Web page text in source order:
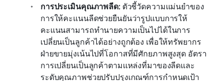
การประเมินคุณภาพลีด: ตัวชี้วัดความแม่นยำของ
การให้คะแนนลีดช่วยยืนยันว่ารูปแบบการให้
คะแนนสามารถทำนายความเป็นไปได้ในการ
เปลี่ยนเป็นลูกค้าได้อย่างถูกต้อง เพื่อให้ทรัพยากร
ฝ่ายขายมุ่งเน้นไปที่โอกาสที่มีศักยภาพสูงสุด อัตรา
การเปลี่ยนเป็นลูกค้าตามแหล่งที่มาของลีดและ
ระดับคุณภาพช่วยปรับปรุงเกณฑ์การกำหนดเป้า